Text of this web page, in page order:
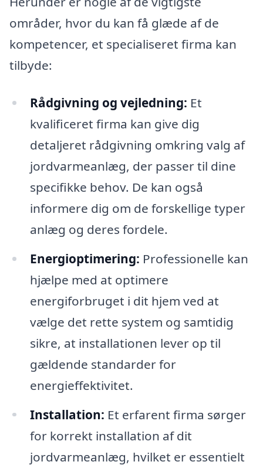
områder, hvor du kan få glæde af de
kompetencer, et specialiseret firma kan
tilbyde:
Rådgivning og vejledning: Et
kvalificeret firma kan give dig
detaljeret rådgivning omkring valg af
jordvarmeanlæg, der passer til dine
specifikke behov. De kan også
informere dig om de forskellige typer
anlæg og deres fordele.
Energioptimering: Professionelle kan
hjælpe med at optimere
energiforbruget i dit hjem ved at
vælge det rette system og samtidig
sikre, at installationen lever op til
gældende standarder for
energieffektivitet.
Installation: Et erfarent firma sørger
for korrekt installation af dit
jordvarmeanlæg, hvilket er essentielt